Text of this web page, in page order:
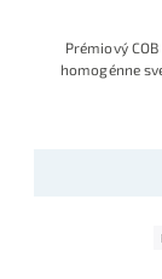
Prémiový
homogénne